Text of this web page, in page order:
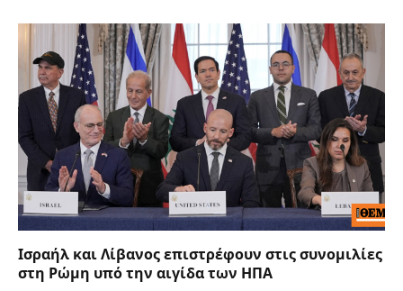
Ισραήλ και Λίβανος επιστρέφουν στις συνομιλίες
στη Ρώμη υπό την αιγίδα των ΗΠΑ